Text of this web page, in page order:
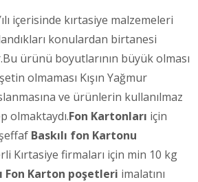
içerisinde kırtasiye malzemeleri
konulardan birtanesi
ürünü boyutlarının büyük olması
olmaması Kışın Yağmur
ve ürünlerin kullanılmaz
olmaktaydı.Fon Kartonları için
Baskılı fon Kartonu
Kırtasiye firmaları için min 10 kg
Fon Karton poşetleri imalatını